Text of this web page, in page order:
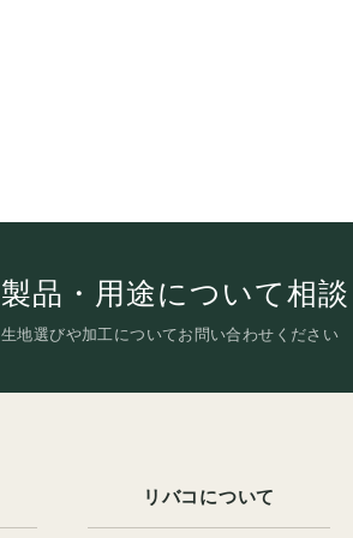
製品・用途について相談
生地選びや加工についてお問い合わせください
リバコについて